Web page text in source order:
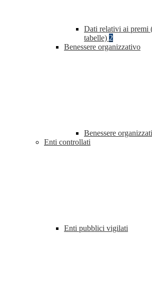
Dati relativi ai premi
tabelle) 2
Benessere organizzativo
Benessere
Enti controllati
Enti pubblici vigilati